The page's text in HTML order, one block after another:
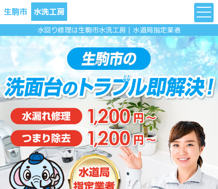
生駒市 水洗工房
水回り修理は生駒市水洗工房｜水道局指定業者